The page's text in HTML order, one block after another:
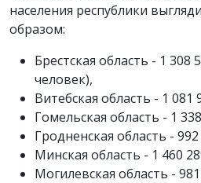
населения республики
образом:
Брестская область - 1 308
человек),
Витебская область - 1 081
Гомельская область - 1
Гродненская область -
Минская область - 1 460
Могилевская область -